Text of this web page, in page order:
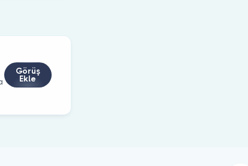
Görüş
Ekle